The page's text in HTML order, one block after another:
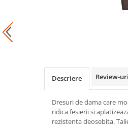
Descriere Review-uri
Dresuri de dama care
ridica fesierii si
rezistenta deosebita.